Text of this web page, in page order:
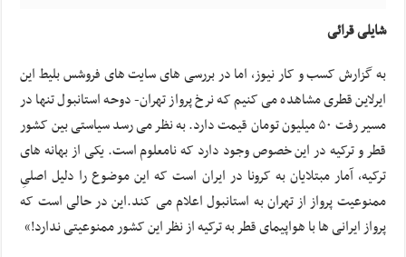
شایلی قرائی
به گزارش کسب و کار نیوز، اما در بررسی های سایت های فروشس بلیط این
ایرلاین قطری مشاهده می کنیم که نرخ پرواز تهران- دوحه استانبول تنها در
مسیر رفت ۵۰ میلیون تومان قیمت دارد. به نظر می رسد سیاستی بین کشور
قطر و ترکیه در این خصوص وجود دارد که نامعلوم است. یکی از بهانه های
ترکیه، آمار مبتلایان به کرونا در ایران است که این موضوع را دلیل اصلیِ
ممنوعیت پرواز از تهران به استانبول اعلام می کند.این در حالی است که
پرواز ایرانی ها با هواپیمای قطر به ترکیه از نظر این کشور ممنوعیتی ندارد!»